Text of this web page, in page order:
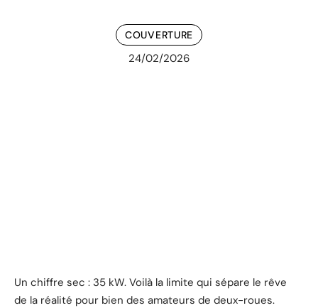
COUVERTURE
24/02/2026
Un chiffre sec : 35 kW. Voilà la limite qui sépare le rêve
de la réalité pour bien des amateurs de deux-roues.